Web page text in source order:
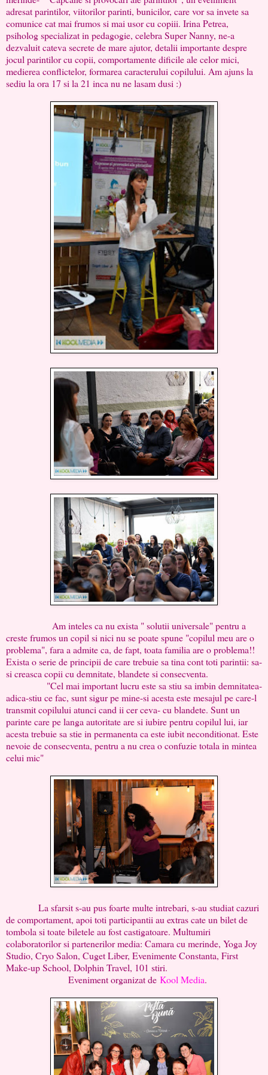
adresat parintilor, viitorilor parinti, bunicilor, care vor sa invete sa
comunice cat mai frumos si mai usor cu copiii. Irina Petrea,
psiholog specializat in pedagogie, celebra Super Nanny, ne-a
dezvaluit cateva secrete de mare ajutor, detalii importante despre
jocul parintilor cu copii, comportamente dificile ale celor mici,
medierea conflictelor, formarea caracterului copilului. Am ajuns la
sediu la ora 17 si la 21 inca nu ne lasam dusi :)
Am inteles ca nu exista " solutii universale" pentru a
creste frumos un copil si nici nu se poate spune "copilul meu are o
problema", fara a admite ca, de fapt, toata familia are o problema!!
Exista o serie de principii de care trebuie sa tina cont toti parintii: sa-
si creasca copii cu demnitate, blandete si consecventa.
"Cel mai important lucru este sa stiu sa imbin demnitatea-
adica-stiu ce fac, sunt sigur pe mine-si acesta este mesajul pe care-l
transmit copilului atunci cand ii cer ceva- cu blandete. Sunt un
parinte care pe langa autoritate are si iubire pentru copilul lui, iar
acesta trebuie sa stie in permanenta ca este iubit neconditionat. Este
nevoie de consecventa, pentru a nu crea o confuzie totala in mintea
celui mic"
La sfarsit s-au pus foarte multe intrebari, s-au studiat cazuri
de comportament, apoi toti participantii au extras cate un bilet de
tombola si toate biletele au fost castigatoare. Multumiri
colaboratorilor si partenerilor media: Camara cu merinde, Yoga Joy
Studio, Cryo Salon, Cuget Liber, Evenimente Constanta, First
Make-up School, Dolphin Travel, 101 stiri.
Eveniment organizat de Kool Media.